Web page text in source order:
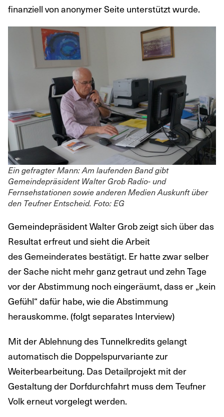
finanziell von anonymer Seite unterstützt wurde.
Ein gefragter Mann: Am laufenden Band gibt
Gemeindepräsident Walter Grob Radio- und
Fernsehstationen sowie anderen Medien Auskunft über
den Teufner Entscheid. Foto: EG
Gemeindepräsident Walter Grob zeigt sich über das
Resultat erfreut und sieht die Arbeit
des Gemeinderates bestätigt. Er hatte zwar selber
der Sache nicht mehr ganz getraut und zehn Tage
vor der Abstimmung noch eingeräumt, dass er „kein
Gefühl“ dafür habe, wie die Abstimmung
herauskomme. (folgt separates Interview)
Mit der Ablehnung des Tunnelkredits gelangt
automatisch die Doppelspurvariante zur
Weiterbearbeitung. Das Detailprojekt mit der
Gestaltung der Dorfdurchfahrt muss dem Teufner
Volk erneut vorgelegt werden.